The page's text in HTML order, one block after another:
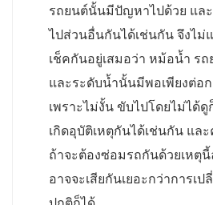
รถยนต์นั้นมีปัญหาไปด้วย แล
ไปส่วนอื่นกันได้เช่นกัน จึงไม่
เช็คกันอยู่เสมอว่า หม้อน้ำ รถ
และระดับน้ำนั้นมีพอเพียงต่อ
เพราะไม่งั้น ขับไปโดยไม่ได้
เกิดอุบัติเหตุกันได้เช่นกัน แล
ถ้าจะต้องซ่อมรถกันด้วยเหตุ
อาจจะเสียกันเยอะกว่าการเ